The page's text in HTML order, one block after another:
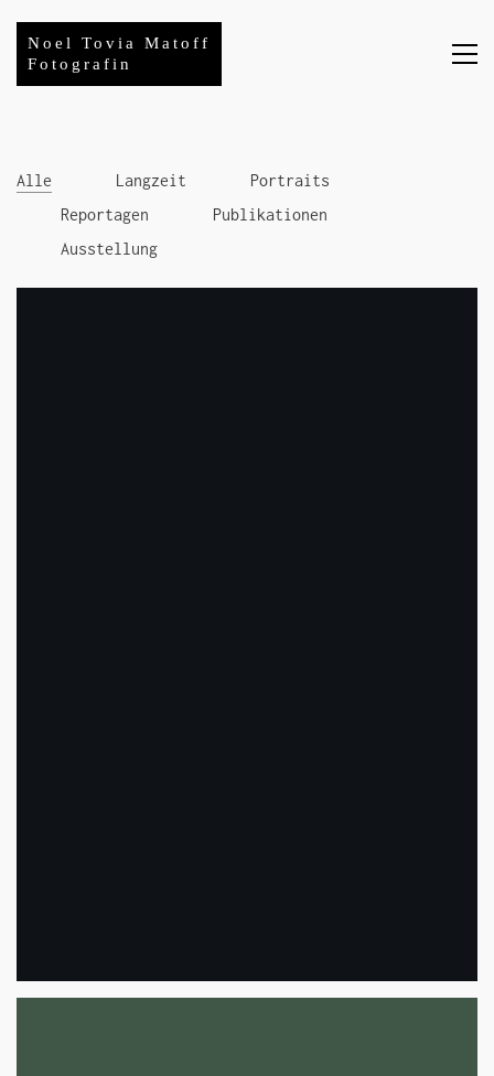
Noel Tovia Matoff
Fotografin
Alle Langzeit
Portraits
Reportagen
Publikationen
Ausstellung